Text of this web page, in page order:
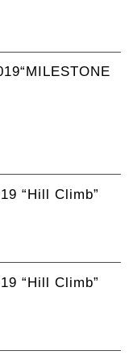
“Hill Climb”
“Hill Climb”